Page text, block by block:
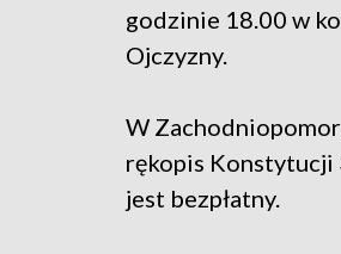
godzinie 18.00 w
Ojczyzny.
W
rękopis Konstytucji
jest bezpłatny.